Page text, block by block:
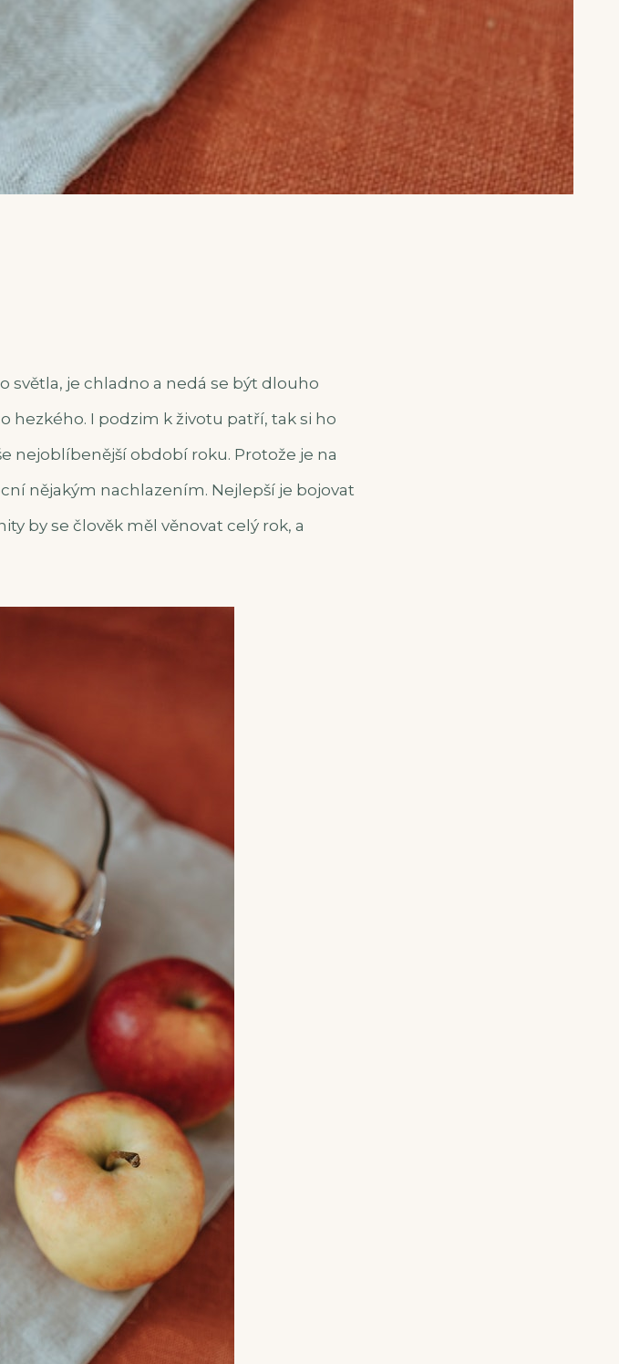
světla, je chladno a nedá se být dlouho
hezkého. I podzim k životu patří, tak si ho
nejoblíbenější období roku. Protože je na
nějakým nachlazením. Nejlepší je bojovat
by se člověk měl věnovat celý rok, a